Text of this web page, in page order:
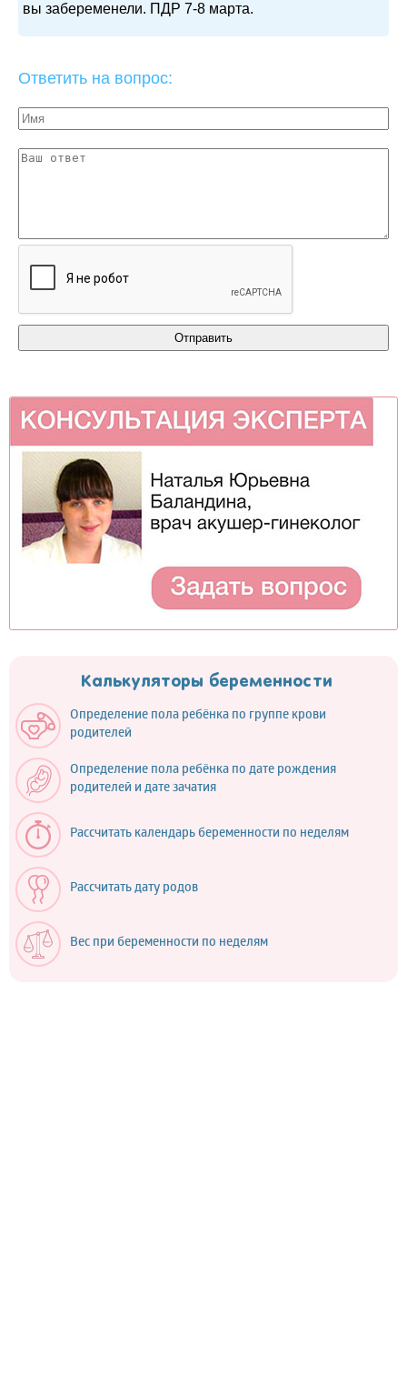
вы забеременели. ПДР 7-8 марта.
Ответить на вопрос:
Калькуляторы беременности
Определение пола ребёнка по группе крови
родителей
Определение пола ребёнка по дате рождения
родителей и дате зачатия
Рассчитать календарь беременности по неделям
Рассчитать дату родов
Вес при беременности по неделям